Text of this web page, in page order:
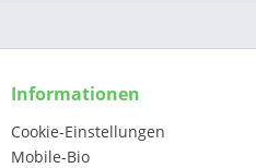
Informationen
Cookie-Einstellungen
Mobile-Bio